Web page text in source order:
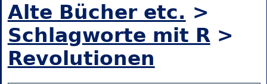
Alte Bücher etc. >
Schlagworte mit R>
Revolutionen